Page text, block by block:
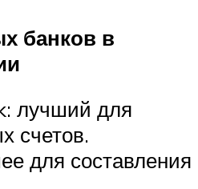
банков в
лучший для
счетов.
для составления